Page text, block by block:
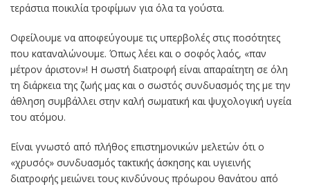
τεράστια ποικιλία τροφίμων για όλα τα γούστα.
Οφείλουμε να αποφεύγουμε τις υπερβολές στις ποσότητες
που καταναλώνουμε. Όπως λέει και ο σοφός λαός, «παν
μέτρον άριστον»! Η σωστή διατροφή είναι απαραίτητη σε όλη
τη διάρκεια της ζωής μας και ο σωστός συνδυασμός της με την
άθληση συμβάλλει στην καλή σωματική και ψυχολογική υγεία
του ατόμου.
Είναι γνωστό από πλήθος επιστημονικών μελετών ότι ο
«χρυσός» συνδυασμός τακτικής άσκησης και υγιεινής
διατροφής μειώνει τους κινδύνους πρόωρου θανάτου από